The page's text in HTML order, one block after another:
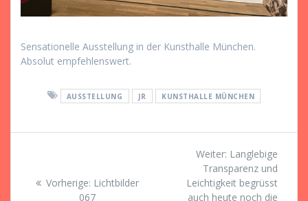
Sensationelle Ausstellung in der Kunsthalle München.
Absolut empfehlenswert.
AUSSTELLUNG JR KUNSTHALLE MÜNCHEN
Beitragsnavigation
Vorherige: Vorheriger
Beitrag:
Lichtbilder
067
Weiter: Nächster
Beitrag:
Langlebige
Transparenz und
Leichtigkeit begrüsst
auch heute noch die